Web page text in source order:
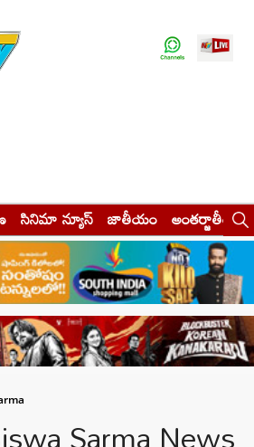
సినిమా న్యూస్ జాతీయం అంతర్జాతీయం